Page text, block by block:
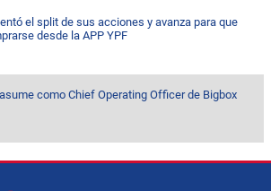
el split de sus acciones y avanza para que
desde la APP YPF
como Chief Operating Officer de Bigbox